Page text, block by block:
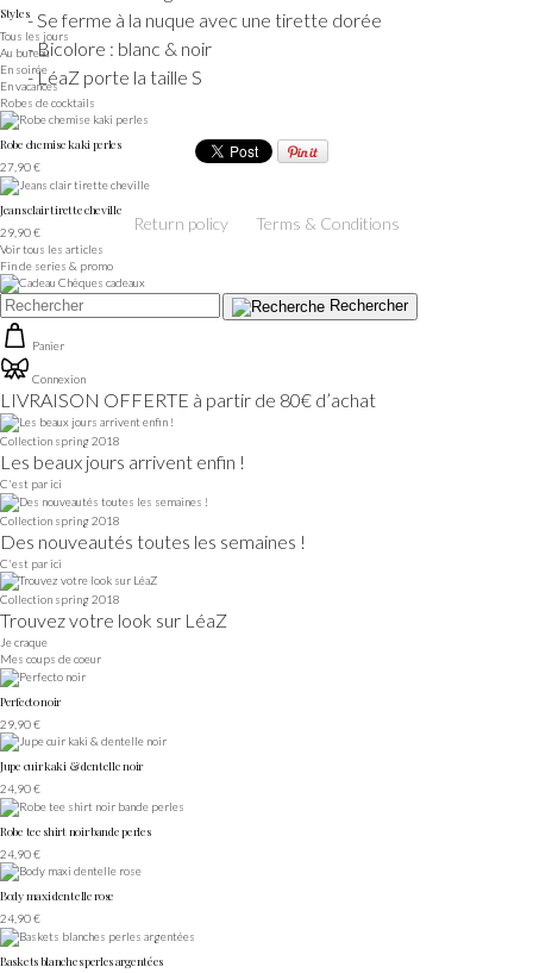
- Se ferme à la nuque avec une tirette dorée
- Bicolore : blanc & noir
- LéaZ porte la taille S
Return policy Terms & Conditions
Styles
Tous les jours
Au bureau
En soirée
En vacances
Robes de cocktails
Robe chemise kaki perles
27,90 €
Jeans clair tirette cheville
29,90 €
Voir tous les articles
Fin de series & promo
Chèques cadeaux
Rechercher
Panier
Connexion
LIVRAISON OFFERTE à partir de 80€ d’achat
Collection spring 2018
Les beaux jours arrivent enfin !
C'est par ici
Collection spring 2018
Des nouveautés toutes les semaines !
C'est par ici
Collection spring 2018
Trouvez votre look sur LéaZ
Je craque
Mes coups de coeur
Perfecto noir
29,90 €
Jupe cuir kaki & dentelle noir
24,90 €
Robe tee shirt noir bande perles
24,90 €
Body maxi dentelle rose
24,90 €
Baskets blanches perles argentées